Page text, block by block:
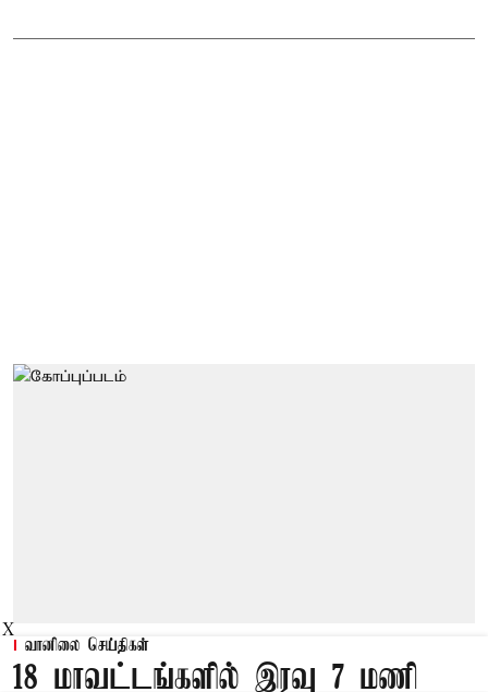
வானிலை செய்திகள்
18 மாவட்டங்களில் இரவு 7 மணி
X